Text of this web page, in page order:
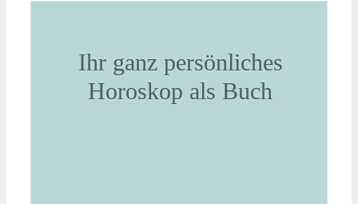
Ihr ganz persönliches
Horoskop als Buch